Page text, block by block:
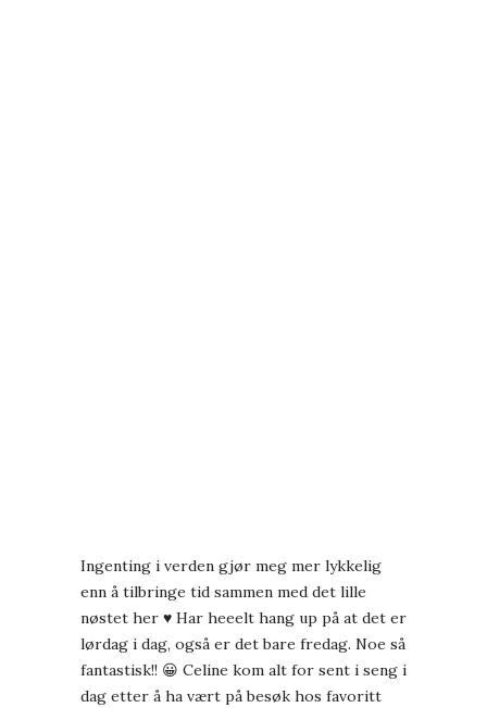
Ingenting i verden gjør meg mer lykkelig
enn å tilbringe tid sammen med det lille
nøstet her ♥ Har heeelt hang up på at det er
lørdag i dag, også er det bare fredag. Noe så
fantastisk!! 😀 Celine kom alt for sent i seng i
dag etter å ha vært på besøk hos favoritt